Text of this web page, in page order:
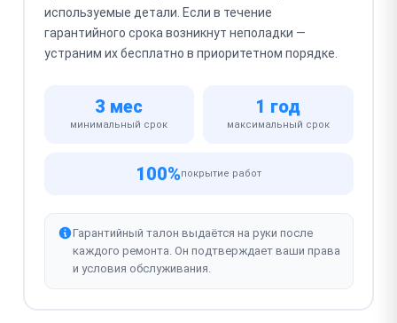
используемые детали. Если в течение
гарантийного срока возникнут неполадки —
устраним их бесплатно в приоритетном порядке.
3 мес
минимальный срок
1 год
максимальный срок
100%покрытие работ
Гарантийный талон выдаётся на руки после
каждого ремонта. Он подтверждает ваши права
и условия обслуживания.